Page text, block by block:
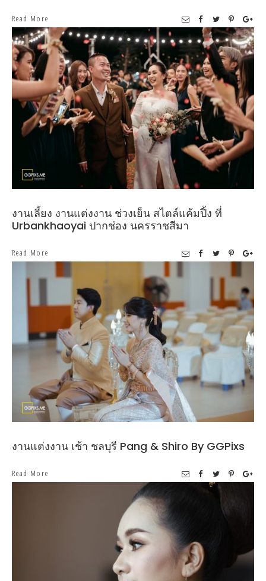
Read More
งานเลี้ยง งานแต่งงาน ช่วงเย็น สไตล์แค้มปิ้ง ที่
Urbankhaoyai ปากช่อง นครราชสีมา
Read More
งานแต่งงาน เช้า ชลบุรี Pang & Shiro By GGPixs
Read More